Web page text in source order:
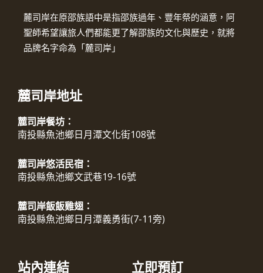
麓司岸在原邵族語中是指邵族過年、豐年祭的涵意，阿
聖師希望讓旅人們都能更了解邵族的文化與歷史，就將
品牌名字命為「麓司岸」
麓司岸地址
麓司岸餐坊：
南投縣魚池鄉日月潭文化街108號
麓司岸悠活民宿：
南投縣魚池鄉文武巷19-16號
麓司岸飯飯雞翅：
南投縣魚池鄉日月潭義勇街(7-11旁)
站內連結 立即預訂